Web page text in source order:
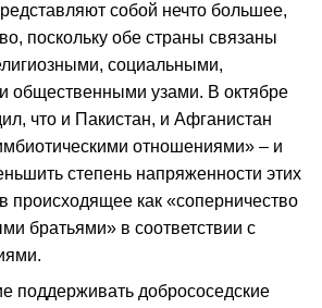
собой нечто большее,
поскольку обе страны связаны
социальными,
общественными узами. В октябре
что и Пакистан, и Афганистан
отношениями» – и
степень напряженности этих
происходящее как «соперничество
братьями» в соответствии с
поддерживать добрососедские